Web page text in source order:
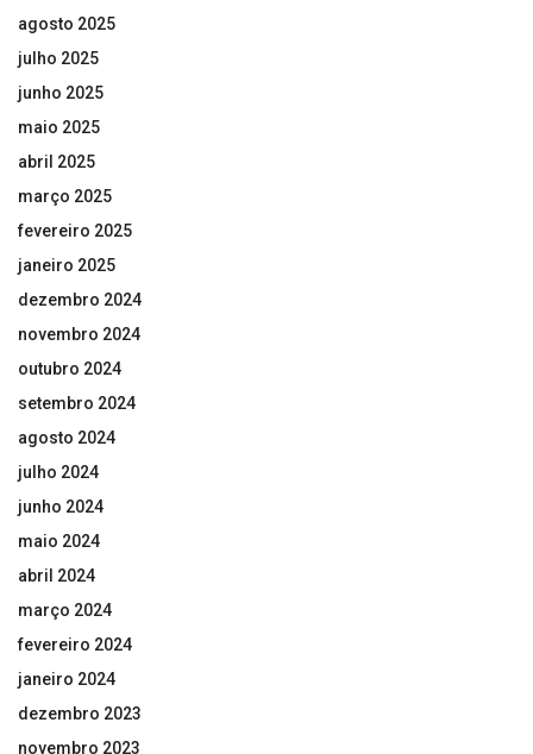
agosto 2025
julho 2025
junho 2025
maio 2025
abril 2025
março 2025
fevereiro 2025
janeiro 2025
dezembro 2024
novembro 2024
outubro 2024
setembro 2024
agosto 2024
julho 2024
junho 2024
maio 2024
abril 2024
março 2024
fevereiro 2024
janeiro 2024
dezembro 2023
novembro 2023